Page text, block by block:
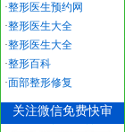
戒指的
照表_结
·整形医生预约网
·整形医生大全
·整形医生大全
·整形百科
·面部整形修复
关注微信免费快审